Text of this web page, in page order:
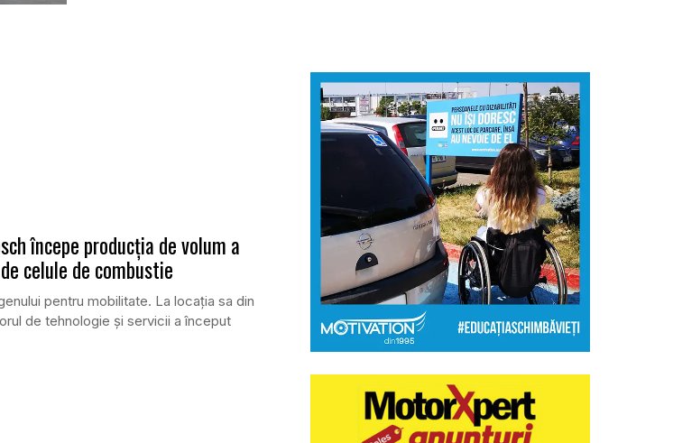
începe producția de volum a
celule de combustie
pentru mobilitate. La locația sa din
de tehnologie și servicii a început